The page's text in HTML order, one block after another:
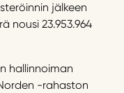
jälkeen
nousi 23.953.964
hallinnoiman
-rahaston